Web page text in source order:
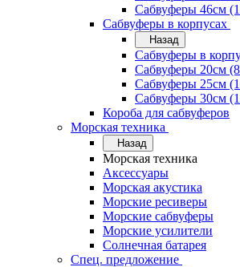
Сабвуферы 46см
Сабвуферы в корпусах
Назад
Сабвуферы в
Сабвуферы 20см
Сабвуферы 25см
Сабвуферы 30см
Короба для сабвуферов
Морская техника
Назад
Морская техника
Аксессуары
Морская акустика
Морские ресиверы
Морские сабвуферы
Морские усилители
Солнечная батарея
Спец. предложение